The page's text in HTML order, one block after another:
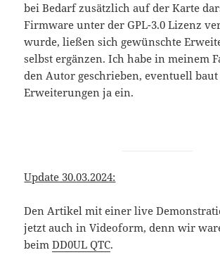
bei Bedarf zusätzlich auf der Karte
Firmware unter der GPL-3.0 Lizenz
wurde, ließen sich gewünschte
selbst ergänzen. Ich habe in meinem
den Autor geschrieben, eventuell
Erweiterungen ja ein.
Update 30.03.2024:
Den Artikel mit einer live
jetzt auch in Videoform, denn wir
beimDD0UL QTC.